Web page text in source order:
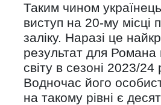
Таким чином
виступ на 20-му місці
заліку. Наразі це
результат для Романа
світу в сезоні 2023/24
Водночас його
на такому рівні є